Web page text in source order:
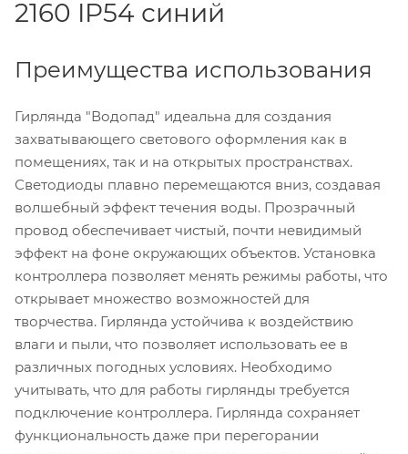
2160 IP54 синий
Преимущества использования
Гирлянда "Водопад" идеальна для создания
захватывающего светового оформления как в
помещениях, так и на открытых пространствах.
Светодиоды плавно перемещаются вниз, создавая
волшебный эффект течения воды. Прозрачный
провод обеспечивает чистый, почти невидимый
эффект на фоне окружающих объектов. Установка
контроллера позволяет менять режимы работы, что
открывает множество возможностей для
творчества. Гирлянда устойчива к воздействию
влаги и пыли, что позволяет использовать ее в
различных погодных условиях. Необходимо
учитывать, что для работы гирлянды требуется
подключение контроллера. Гирлянда сохраняет
функциональность даже при перегорании